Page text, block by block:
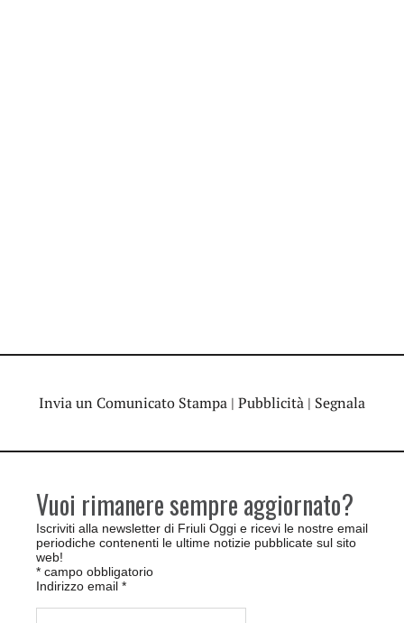
Invia un Comunicato Stampa | Pubblicità | Segnala
Vuoi rimanere sempre aggiornato?
Iscriviti alla newsletter di Friuli Oggi e ricevi le nostre email
periodiche contenenti le ultime notizie pubblicate sul sito
web!
* campo obbligatorio
Indirizzo email *